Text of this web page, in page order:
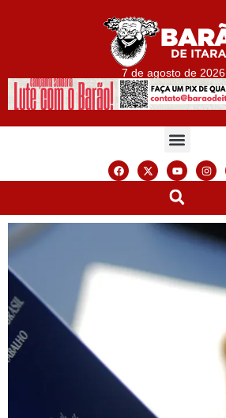
7 de agosto de 2026